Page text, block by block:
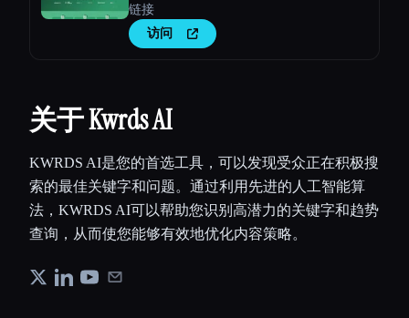
链接
访问
关于 Kwrds AI
KWRDS AI是您的首选工具，可以发现受众正在积极搜
索的最佳关键字和问题。通过利用先进的人工智能算
法，KWRDS AI可以帮助您识别高潜力的关键字和趋势
查询，从而使您能够有效地优化内容策略。